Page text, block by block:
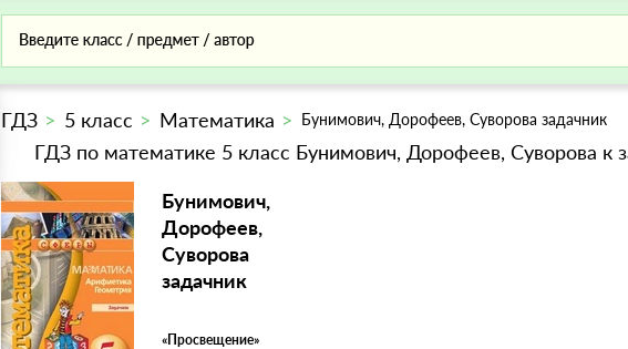
ГДЗ 5 класс Математика Бунимович, Дорофеев, Суворова задачник
ГДЗ по математике 5 класс Бунимович, Дорофеев, Суворова к
Бунимович,
Дорофеев,
Суворова
задачник
«Просвещение»